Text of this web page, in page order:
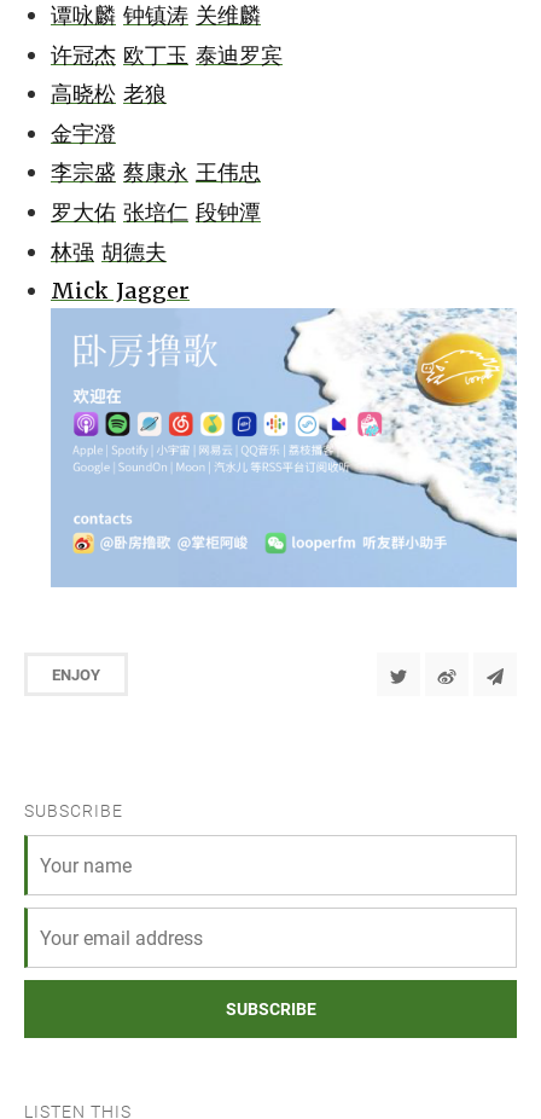
谭咏麟 钟镇涛 关维麟
许冠杰 欧丁玉 泰迪罗宾
高晓松 老狼
金宇澄
李宗盛 蔡康永 王伟忠
罗大佑 张培仁 段钟潭
林强 胡德夫
Mick Jagger
ENJOY
SUBSCRIBE
SUBSCRIBE
LISTEN THIS